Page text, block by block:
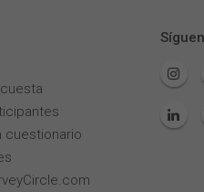
cuestionario